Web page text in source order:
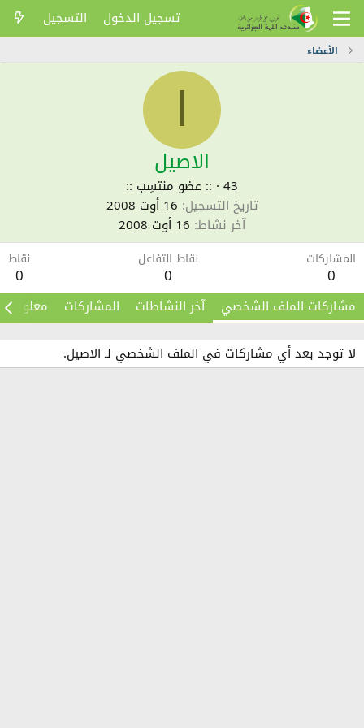
تسجيل الدخول التسجيل
الأعضاء
الاصيل
:: عضو منتسِب :: · 43
تاريخ التسجيل 16 أوت 2008
آخر نشاط 16 أوت 2008
المشاركات
0
نقاط التفاعل
0
نقاط
0
مشاركات الملف الشخصي آخر النشاطات المشاركات معلومات
لا توجد بعد أي مشاركات في الملف الشخصي لـ الاصيل.